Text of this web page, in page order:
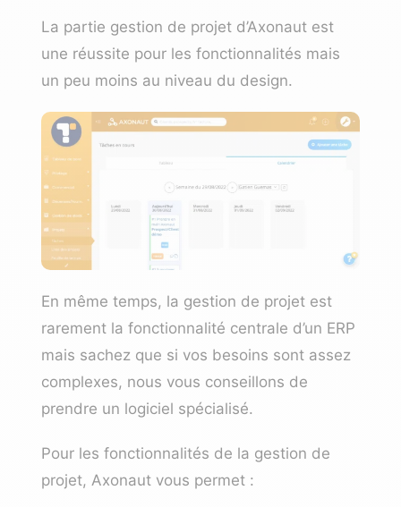
La partie gestion de projet d’Axonaut est
une réussite pour les fonctionnalités mais
un peu moins au niveau du design.
En même temps, la gestion de projet est
rarement la fonctionnalité centrale d’un ERP
mais sachez que si vos besoins sont assez
complexes, nous vous conseillons de
prendre un logiciel spécialisé.
Pour les fonctionnalités de la gestion de
projet, Axonaut vous permet :